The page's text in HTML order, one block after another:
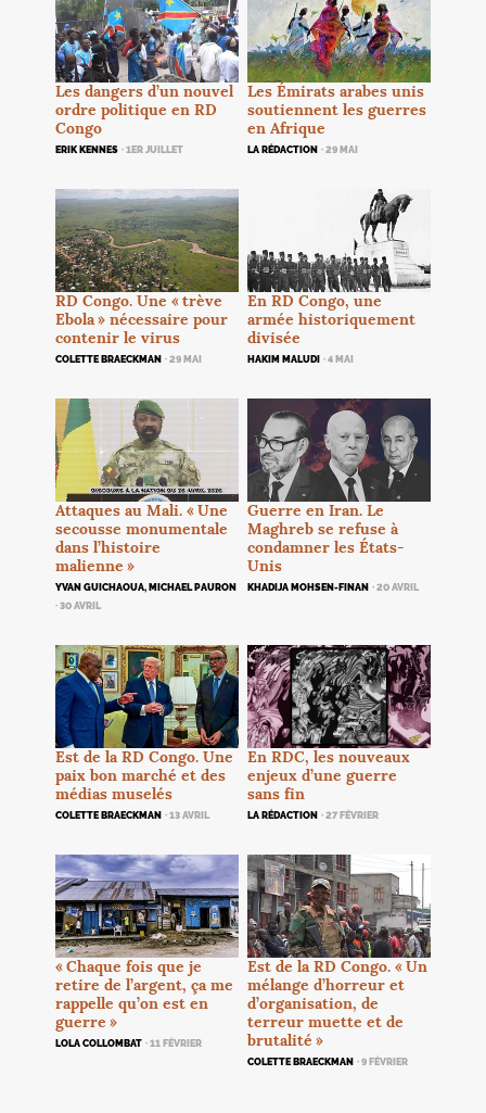
Les dangers d’un nouvel
ordre politique enRD
Congo
ERIK KENNES · 1ER JUILLET
Les Émirats arabes unis
soutiennent les guerres
en Afrique
LA RÉDACTION · 29 MAI
RD Congo. Une «trève
Ebola» nécessaire pour
contenir le virus
COLETTE BRAECKMAN · 29 MAI
EnRD Congo, une
armée historiquement
divisée
HAKIM MALUDI · 4 MAI
Attaques au Mali. «Une
secousse monumentale
dans l’histoire
malienne »
YVAN GUICHAOUA, MICHAEL PAURON
· 30 AVRIL
Guerre en Iran. Le
Maghreb se refuse à
condamner les États-
Unis
KHADIJA MOHSEN-FINAN · 20 AVRIL
Est de laRD Congo. Une
paix bon marché et des
médias muselés
COLETTE BRAECKMAN · 13 AVRIL
EnRDC, les nouveaux
enjeux d’une guerre
sans fin
LA RÉDACTION · 27 FÉVRIER
«Chaque fois que je
retire de l’argent, ça me
rappelle qu’on est en
guerre »
LOLA COLLOMBAT · 11 FÉVRIER
Est de laRD Congo. «Un
mélange d’horreur et
d’organisation, de
terreur muette et de
brutalité »
COLETTE BRAECKMAN · 9 FÉVRIER